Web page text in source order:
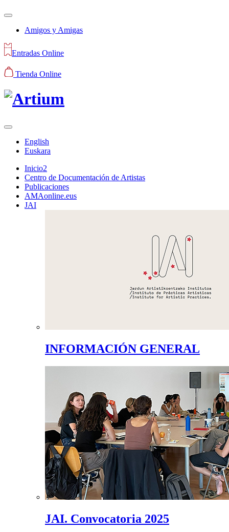
Amigos y Amigas
Entradas Online
Tienda Online
English
Euskara
Inicio2
Centro de Documentación de Artistas
Publicaciones
AMAonline.eus
JAI
INFORMACIÓN GENERAL
JAI. Convocatoria 2025